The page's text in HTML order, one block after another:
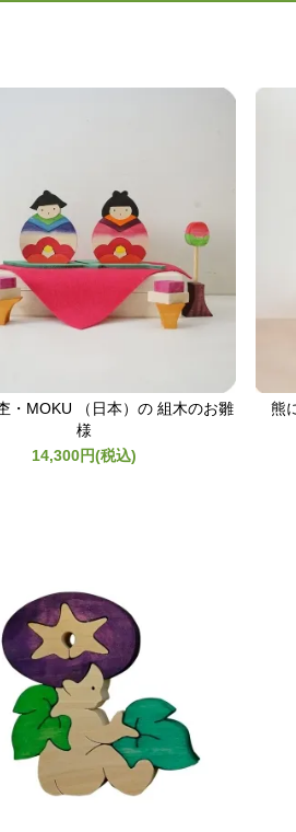
MOKU （日本）の 組木のお雛
様
14,300円(税込)
熊